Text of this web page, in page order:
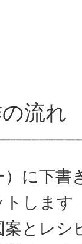
流れ
に下書
トします
とレシ